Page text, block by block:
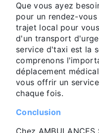
Que vous ayez
pour un rendez-
trajet local pour
d'un transport
service d'taxi est la
comprenons
déplacement
vous offrir un
chaque fois.
Conclusion